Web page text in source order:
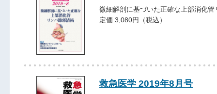
微細解剖に基づいた正確な上部消化管
定価 3,080円（税込）
救急医学 2019年8月号